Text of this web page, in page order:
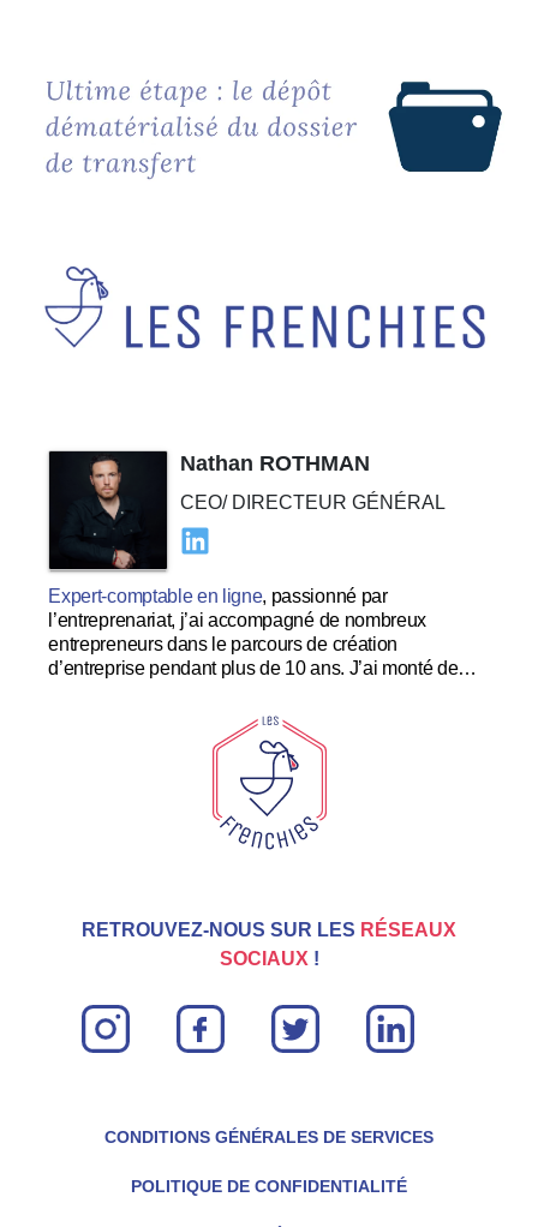
Nathan ROTHMAN
CEO/ DIRECTEUR GÉNÉRAL
Expert-comptable en ligne, passionné par
l’entreprenariat, j’ai accompagné de nombreux
entrepreneurs dans le parcours de création
d’entreprise pendant plus de 10 ans. J’ai monté de
concentrer dans le développement et l’expérience
utilisateur au sein des Tricolores.
RETROUVEZ-NOUS SUR LES RÉSEAUX
SOCIAUX !
instagram facebook twitter linkin
CONDITIONS GÉNÉRALES DE SERVICES
POLITIQUE DE CONFIDENTIALITÉ